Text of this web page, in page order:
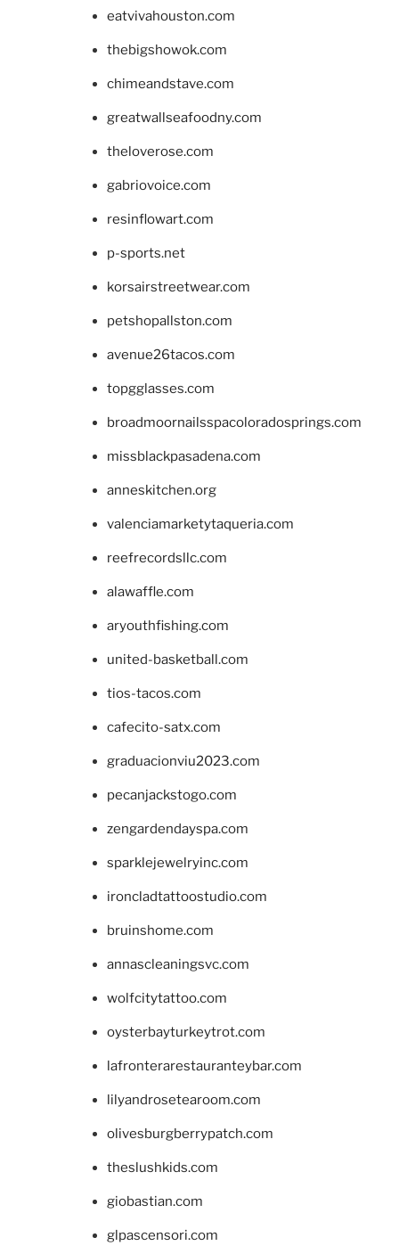
eatvivahouston.com
thebigshowok.com
chimeandstave.com
greatwallseafoodny.com
theloverose.com
gabriovoice.com
resinflowart.com
p-sports.net
korsairstreetwear.com
petshopallston.com
avenue26tacos.com
topgglasses.com
broadmoornailsspacoloradosprings.com
missblackpasadena.com
anneskitchen.org
valenciamarketytaqueria.com
reefrecordsllc.com
alawaffle.com
aryouthfishing.com
united-basketball.com
tios-tacos.com
cafecito-satx.com
graduacionviu2023.com
pecanjackstogo.com
zengardendayspa.com
sparklejewelryinc.com
ironcladtattoostudio.com
bruinshome.com
annascleaningsvc.com
wolfcitytattoo.com
oysterbayturkeytrot.com
lafronterarestauranteybar.com
lilyandrosetearoom.com
olivesburgberrypatch.com
theslushkids.com
giobastian.com
glpascensori.com